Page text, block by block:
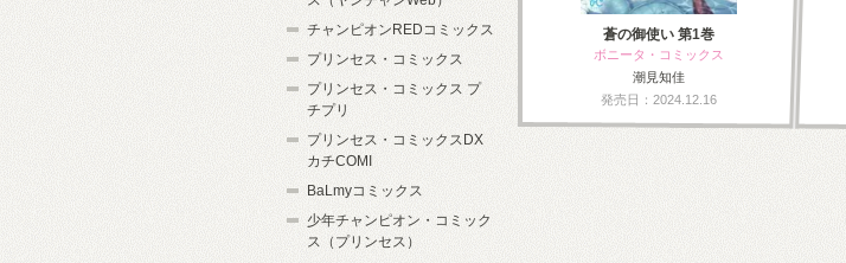
蒼の御使い 第1巻
ボニータ・コミックス
潮見知佳
発売日：2024.12.16
チャンピオンREDコミックス
プリンセス・コミックス
プリンセス・コミックス プ
チプリ
プリンセス・コミックスDX
カチCOMI
BaLmyコミックス
少年チャンピオン・コミック
ス（プリンセス）